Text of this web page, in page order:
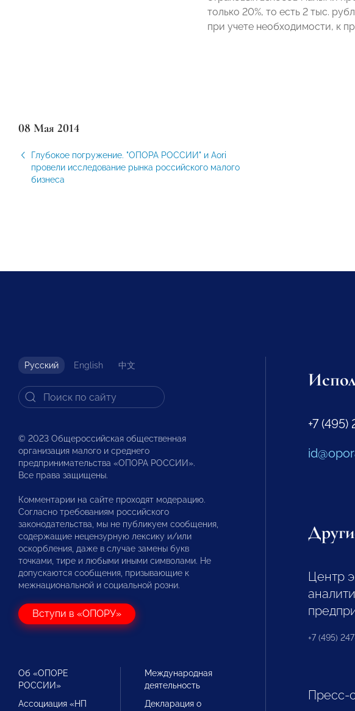
только 20%, то есть 2 тыс.
при учете необходимости, к
08 Мая 2014
Глубокое погружение. "ОПОРА РОССИИ" и Aori
провели исследование рынка российского малого
бизнеса
Русский English 中文
© 2023 Общероссийская общественная
организация малого и среднего
предпринимательства «ОПОРА РОССИИ».
Все права защищены.
Комментарии на сайте проходят модерацию.
Согласно требованиям российского
законодательства, мы не публикуем сообщения,
содержащие нецензурную лексику и/или
оскорбления, даже в случае замены букв
точками, тире и любыми иными символами. Не
допускаются сообщения, призывающие к
межнациональной и социальной розни.
Вступи в «ОПОРУ»
Об «ОПОРЕ
РОССИИ»
Ассоциация «НП
Международная
деятельность
Декларация о
+7 (495)
Центр
+7 (495)
Пресс-